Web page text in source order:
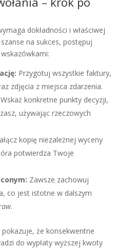
dokładności i właściwej
na sukces, postępuj
Przygotuj wszystkie faktury,
zdjęcia z miejsca zdarzenia.
Wskaż konkretne punkty decyzji,
używając rzeczowych
kopię niezależnej wyceny
potwierdza Twoje
Zawsze zachowuj
co jest istotne w dalszym
.
że konsekwentne
do wypłaty wyższej kwoty